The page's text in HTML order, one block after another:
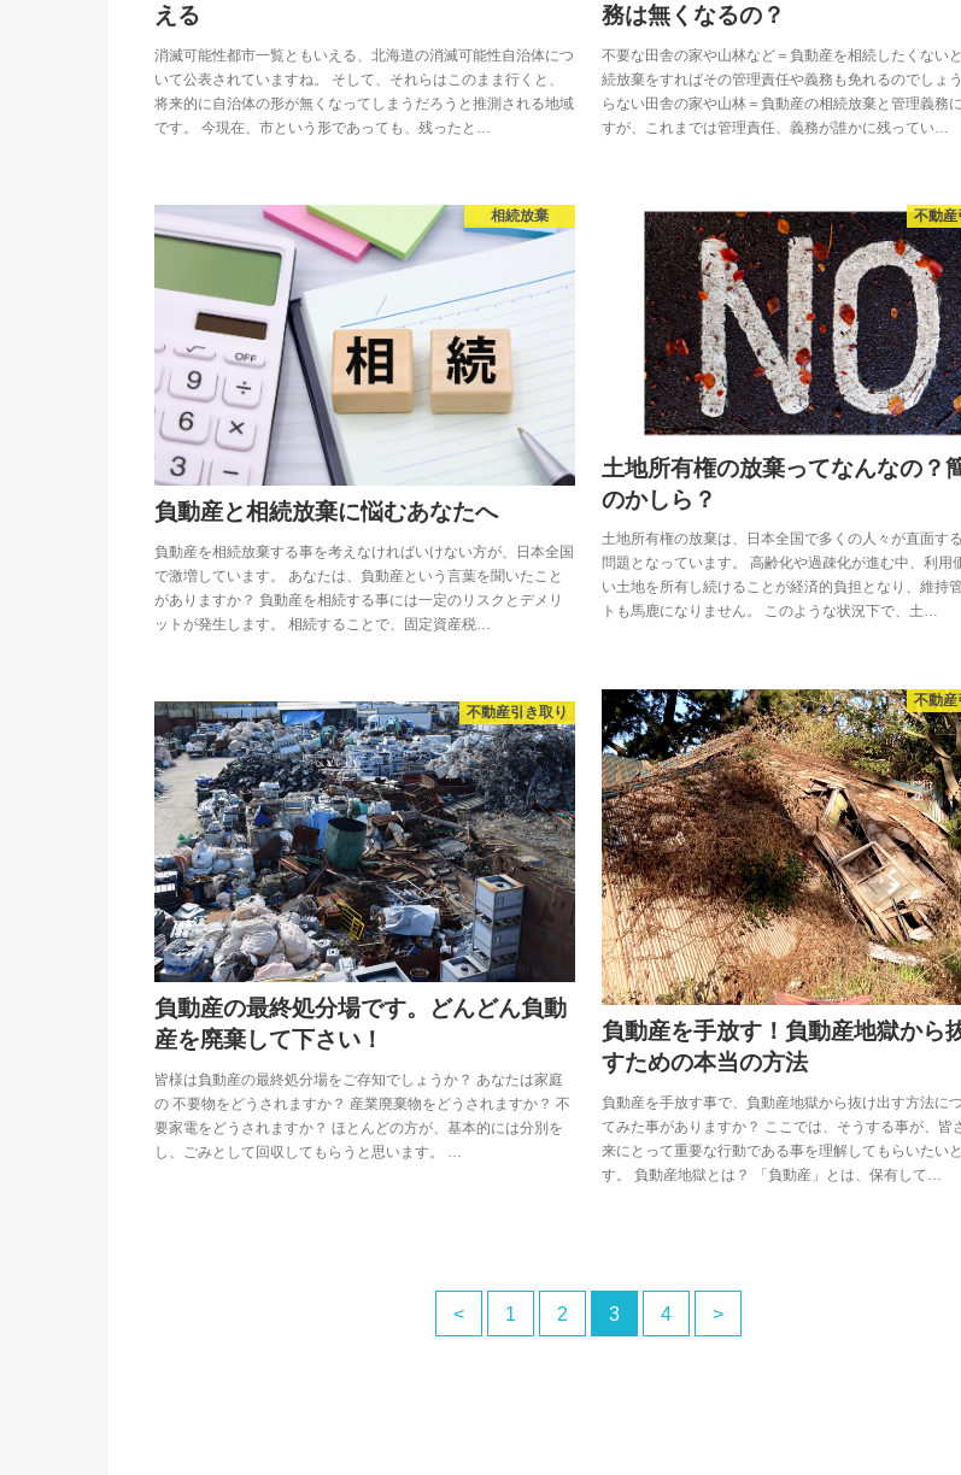
える
消滅可能性都市一覧ともいえる、北海道の消滅可能性自治体につ
いて公表されていますね。 そして、それらはこのまま行くと、
将来的に自治体の形が無くなってしまうだろうと推測される地域
です。 今現在、市という形であっても、残ったと…
務は無くなるの？
不要な田舎の家や山林など＝負動産を相続したくない
続放棄をすればその管理責任や義務も免れるのでしょ
らない田舎の家や山林＝負動産の相続放棄と管理義務
すが、これまでは管理責任、義務が誰かに残ってい…
相続放棄
負動産と相続放棄に悩むあなたへ
負動産を相続放棄する事を考えなければいけない方が、日本全国
で激増しています。 あなたは、負動産という言葉を聞いたこと
がありますか？ 負動産を相続する事には一定のリスクとデメリ
ットが発生します。 相続することで、固定資産税…
不動産
土地所有権の放棄ってなんなの？
のかしら？
土地所有権の放棄は、日本全国で多くの人々が直面す
問題となっています。 高齢化や過疎化が進む中、利用
い土地を所有し続けることが経済的負担となり、維持
トも馬鹿になりません。 このような状況下で、土…
不動産
負動産を手放す！負動産地獄から
すための本当の方法
負動産を手放す事で、負動産地獄から抜け出す方法に
てみた事がありますか？ ここでは、そうする事が、皆
来にとって重要な行動である事を理解してもらいたい
す。 負動産地獄とは？ 「負動産」とは、保有して…
不動産引き取り
負動産の最終処分場です。どんどん負動
産を廃棄して下さい！
皆様は負動産の最終処分場をご存知でしょうか？ あなたは家庭
の 不要物をどうされますか？ 産業廃棄物をどうされますか？ 不
要家電をどうされますか？ ほとんどの方が、基本的には分別を
し、ごみとして回収してもらうと思います。 …
< 1 2 3 4 >